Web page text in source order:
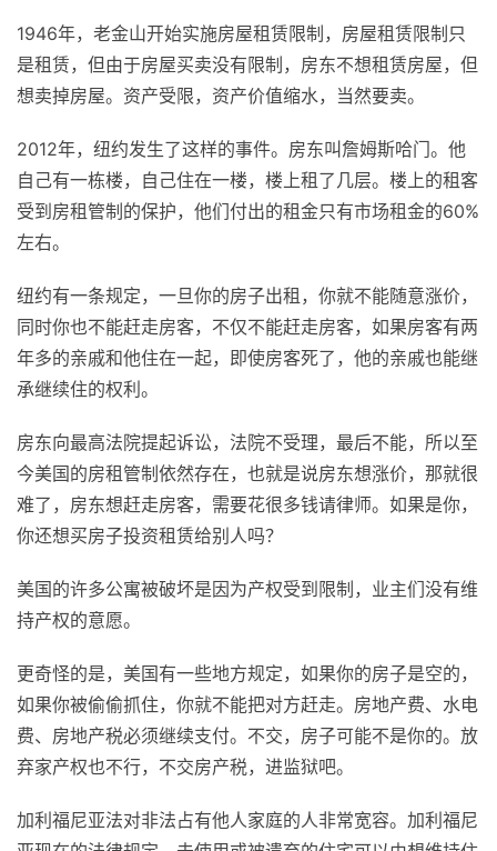
1946年，老金山开始实施房屋租赁限制，房屋租赁限制只
是租赁，但由于房屋买卖没有限制，房东不想租赁房屋，但
想卖掉房屋。资产受限，资产价值缩水，当然要卖。
2012年，纽约发生了这样的事件。房东叫詹姆斯哈门。他
自己有一栋楼，自己住在一楼，楼上租了几层。楼上的租客
受到房租管制的保护，他们付出的租金只有市场租金的60%
左右。
纽约有一条规定，一旦你的房子出租，你就不能随意涨价，
同时你也不能赶走房客，不仅不能赶走房客，如果房客有两
年多的亲戚和他住在一起，即使房客死了，他的亲戚也能继
承继续住的权利。
房东向最高法院提起诉讼，法院不受理，最后不能，所以至
今美国的房租管制依然存在，也就是说房东想涨价，那就很
难了，房东想赶走房客，需要花很多钱请律师。如果是你，
你还想买房子投资租赁给别人吗？
美国的许多公寓被破坏是因为产权受到限制，业主们没有维
持产权的意愿。
更奇怪的是，美国有一些地方规定，如果你的房子是空的，
如果你被偷偷抓住，你就不能把对方赶走。房地产费、水电
费、房地产税必须继续支付。不交，房子可能不是你的。放
弃家产权也不行，不交房产税，进监狱吧。
加利福尼亚法对非法占有他人家庭的人非常宽容。加利福尼